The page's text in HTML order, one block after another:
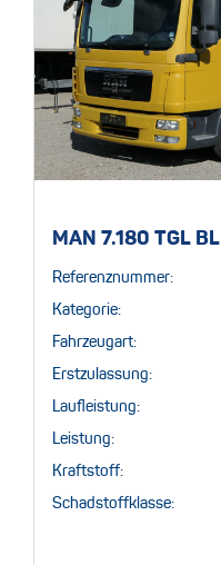
MAN 7.180 TGL BL
Referenznummer:
Kategorie:
Fahrzeugart:
Erstzulassung:
Laufleistung:
Leistung:
Kraftstoff:
Schadstoffklasse: